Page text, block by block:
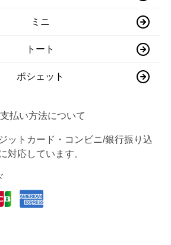
ミニ
トート
ポシェット
払い方法について
ットカード・コンビニ/銀行振り込
対応しています。